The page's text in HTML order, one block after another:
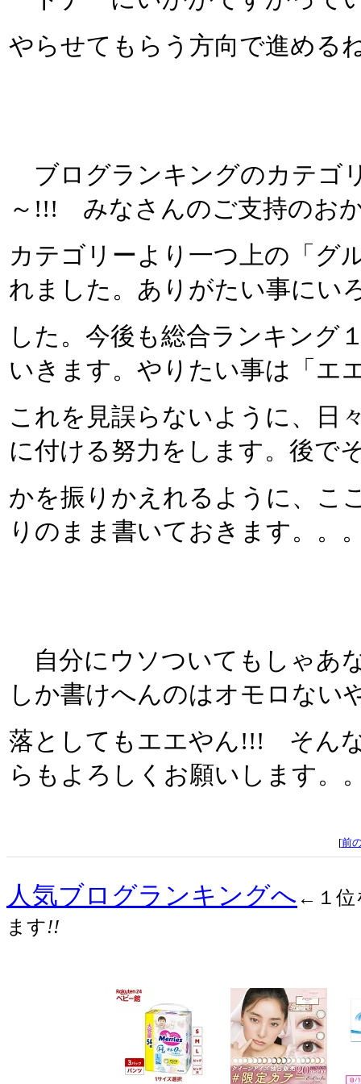
やらせてもらう方向で進める
ブログランキングのカテゴ
～!!! みなさんのご支持のお
カテゴリーより一つ上の「グ
れました。ありがたい事にい
した。今後も総合ランキング
いきます。やりたい事は「エ
これを見誤らないように、日
に付ける努力をします。後で
かを振りかえれるように、こ
りのまま書いておきます。。
自分にウソついてもしゃあ
しか書けへんのはオモロな
落としてもエエやん!!! そん
らもよろしくお願いします。
[前
人気ブログランキングへ ←１位
ます!!